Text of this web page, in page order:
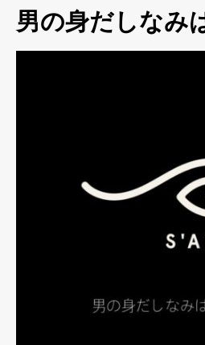
男の身だしなみ